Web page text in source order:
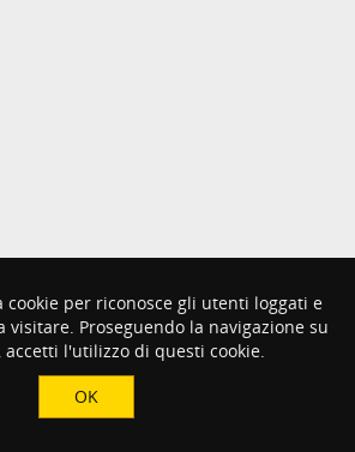
cookie per riconosce gli utenti loggati e
Proseguendo la navigazione su
accetti l'utilizzo di questi cookie.
OK